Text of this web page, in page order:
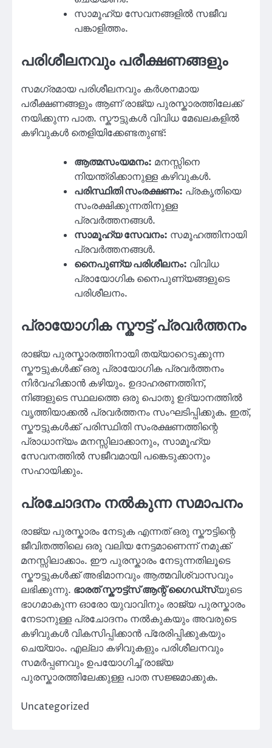
സാമൂഹ്യ സേവനങ്ങളിൽ സജീവ
പങ്കാളിത്തം.
പരിശീലനവും പരീക്ഷണങ്ങളും
സമഗ്രമായ പരിശീലനവും കർശനമായ
പരീക്ഷണങ്ങളും ആണ് രാജ്യ പുരസ്കാരത്തിലേക്ക്
നയിക്കുന്ന പാത. സ്കൗട്ടുകൾ വിവിധ മേഖലകളിൽ
കഴിവുകൾ തെളിയിക്കേണ്ടതുണ്ട്:
ആത്മസംയമനം: മനസ്സിനെ
നിയന്ത്രിക്കാനുള്ള കഴിവുകൾ.
പരിസ്ഥിതി സംരക്ഷണം: പ്രകൃതിയെ
സംരക്ഷിക്കുന്നതിനുള്ള
പ്രവർത്തനങ്ങൾ.
സാമൂഹ്യ സേവനം: സമൂഹത്തിനായി
പ്രവർത്തനങ്ങൾ.
നൈപുണ്യ പരിശീലനം: വിവിധ
പ്രായോഗിക നൈപുണ്യങ്ങളുടെ
പരിശീലനം.
പ്രായോഗിക സ്കൗട്ട് പ്രവർത്തനം
രാജ്യ പുരസ്കാരത്തിനായി തയ്യാറെടുക്കുന്ന
സ്കൗട്ടുകൾക്ക് ഒരു പ്രായോഗിക പ്രവർത്തനം
നിർവഹിക്കാൻ കഴിയും. ഉദാഹരണത്തിന്,
നിങ്ങളുടെ സ്ഥലത്തെ ഒരു പൊതു ഉദ്യാനത്തിൽ
വൃത്തിയാക്കൽ പ്രവർത്തനം സംഘടിപ്പിക്കുക. ഇത്,
സ്കൗട്ടുകൾക്ക് പരിസ്ഥിതി സംരക്ഷണത്തിന്റെ
പ്രാധാന്യം മനസ്സിലാക്കാനും, സാമൂഹ്യ
സേവനത്തിൽ സജീവമായി പങ്കെടുക്കാനും
സഹായിക്കും.
പ്രചോദനം നൽകുന്ന സമാപനം
രാജ്യ പുരസ്കാരം നേടുക എന്നത് ഒരു സ്കൗട്ടിന്റെ
ജീവിതത്തിലെ ഒരു വലിയ നേട്ടമാണെന്ന് നമുക്ക്
മനസ്സിലാക്കാം. ഈ പുരസ്കാരം നേടുന്നതിലൂടെ
സ്കൗട്ടുകൾക്ക് അഭിമാനവും ആത്മവിശ്വാസവും
ലഭിക്കുന്നു. ഭാരത് സ്കൗട്ട്‌സ് ആന്റ് ഗൈഡ്സ്യുടെ
ഭാഗമാകുന്ന ഓരോ യുവാവിനും രാജ്യ പുരസ്കാരം
നേടാനുള്ള പ്രചോദനം നൽകുകയും അവരുടെ
കഴിവുകൾ വികസിപ്പിക്കാൻ പ്രേരിപ്പിക്കുകയും
ചെയ്യാം. എല്ലാ കഴിവുകളും പരിശീലനവും
സമർപ്പണവും ഉപയോഗിച്ച് രാജ്യ
പുരസ്കാരത്തിലേക്കുള്ള പാത സജ്ജമാക്കുക.
Uncategorized